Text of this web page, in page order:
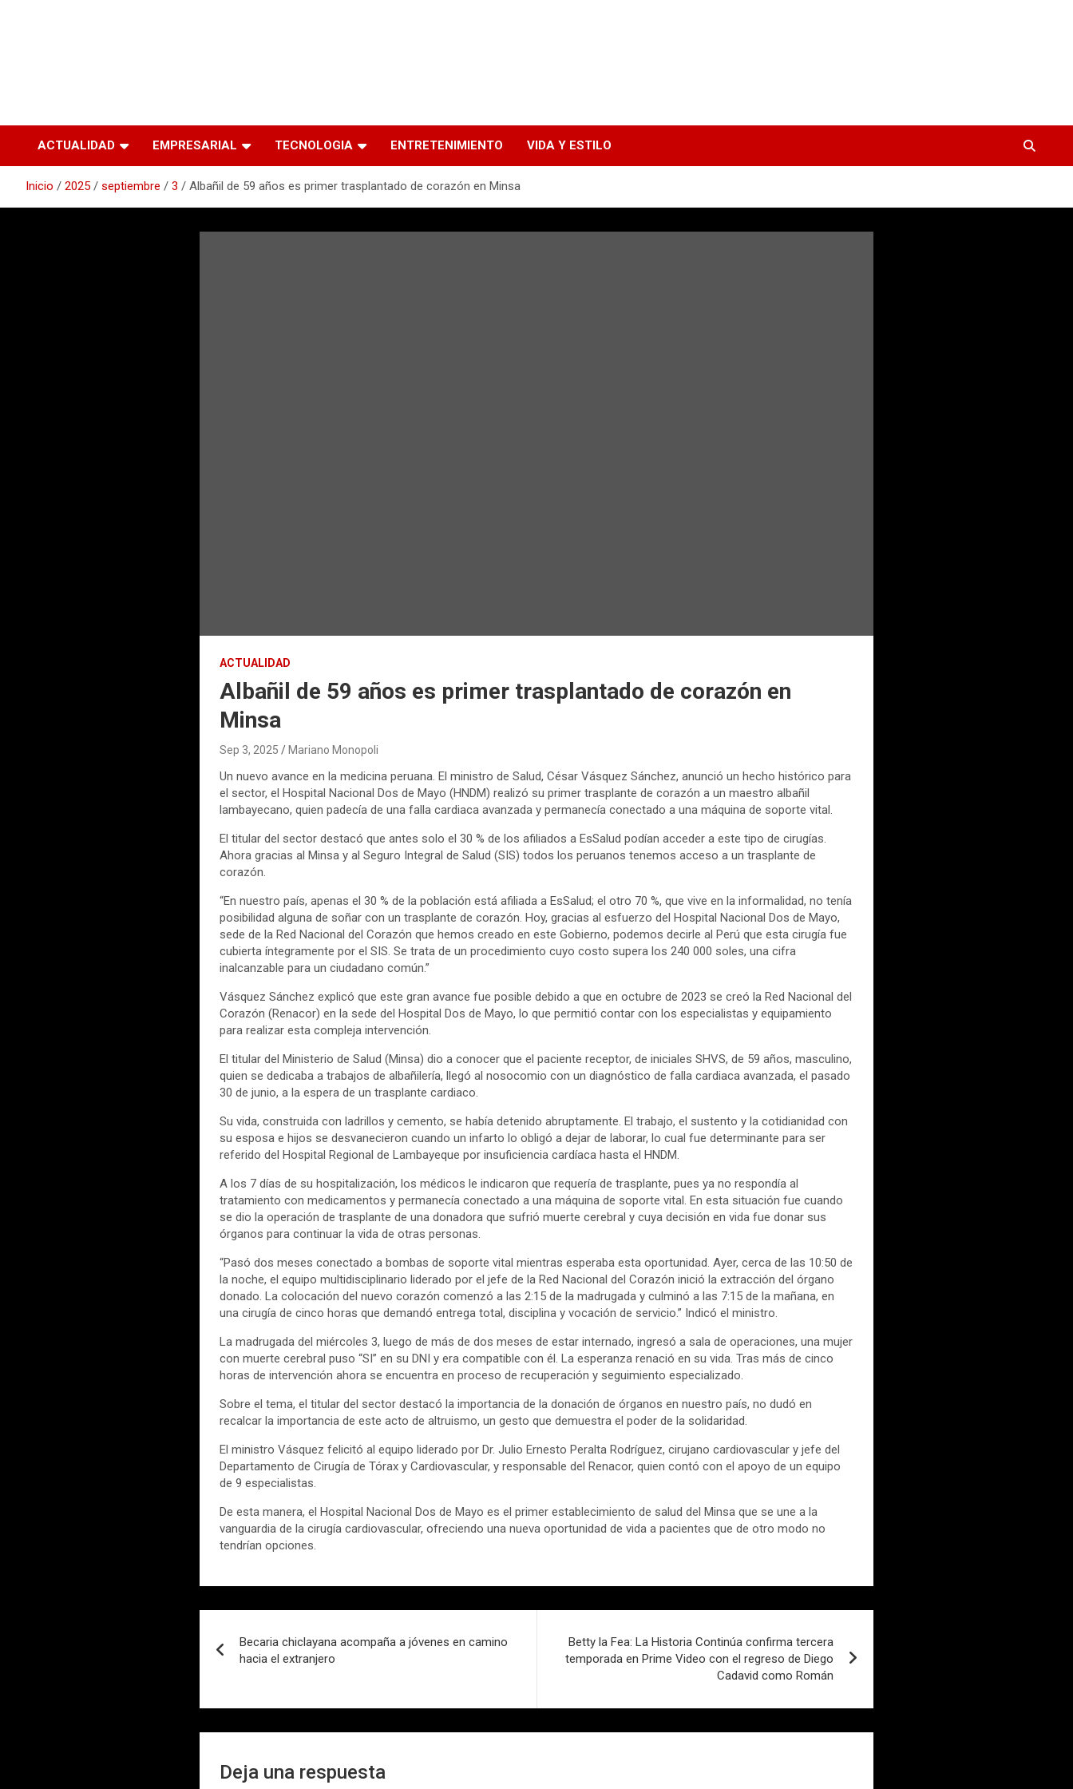
ACTUALIDAD EMPRESARIAL TECNOLOGIA ENTRETENIMIENTO VIDA Y ESTILO
Inicio 2025 septiembre 3 Albañil de 59 años es primer trasplantado de corazón en Minsa
ACTUALIDAD
Albañil de 59 años es primer trasplantado de corazón en
Minsa
Sep 3, 2025 Mariano Monopoli
Un nuevo avance en la medicina peruana. El ministro de Salud, César Vásquez Sánchez, anunció un hecho histórico para
el sector, el Hospital Nacional Dos de Mayo (HNDM) realizó su primer trasplante de corazón a un maestro albañil
lambayecano, quien padecía de una falla cardiaca avanzada y permanecía conectado a una máquina de soporte vital.
El titular del sector destacó que antes solo el 30 % de los afiliados a EsSalud podían acceder a este tipo de cirugías.
Ahora gracias al Minsa y al Seguro Integral de Salud (SIS) todos los peruanos tenemos acceso a un trasplante de
corazón.
“En nuestro país, apenas el 30 % de la población está afiliada a EsSalud; el otro 70 %, que vive en la informalidad, no tenía
posibilidad alguna de soñar con un trasplante de corazón. Hoy, gracias al esfuerzo del Hospital Nacional Dos de Mayo,
sede de la Red Nacional del Corazón que hemos creado en este Gobierno, podemos decirle al Perú que esta cirugía fue
cubierta íntegramente por el SIS. Se trata de un procedimiento cuyo costo supera los 240 000 soles, una cifra
inalcanzable para un ciudadano común.”
Vásquez Sánchez explicó que este gran avance fue posible debido a que en octubre de 2023 se creó la Red Nacional del
Corazón (Renacor) en la sede del Hospital Dos de Mayo, lo que permitió contar con los especialistas y equipamiento
para realizar esta compleja intervención.
El titular del Ministerio de Salud (Minsa) dio a conocer que el paciente receptor, de iniciales SHVS, de 59 años, masculino,
quien se dedicaba a trabajos de albañilería, llegó al nosocomio con un diagnóstico de falla cardiaca avanzada, el pasado
30 de junio, a la espera de un trasplante cardiaco.
Su vida, construida con ladrillos y cemento, se había detenido abruptamente. El trabajo, el sustento y la cotidianidad con
su esposa e hijos se desvanecieron cuando un infarto lo obligó a dejar de laborar, lo cual fue determinante para ser
referido del Hospital Regional de Lambayeque por insuficiencia cardíaca hasta el HNDM.
A los 7 días de su hospitalización, los médicos le indicaron que requería de trasplante, pues ya no respondía al
tratamiento con medicamentos y permanecía conectado a una máquina de soporte vital. En esta situación fue cuando
se dio la operación de trasplante de una donadora que sufrió muerte cerebral y cuya decisión en vida fue donar sus
órganos para continuar la vida de otras personas.
“Pasó dos meses conectado a bombas de soporte vital mientras esperaba esta oportunidad. Ayer, cerca de las 10:50 de
la noche, el equipo multidisciplinario liderado por el jefe de la Red Nacional del Corazón inició la extracción del órgano
donado. La colocación del nuevo corazón comenzó a las 2:15 de la madrugada y culminó a las 7:15 de la mañana, en
una cirugía de cinco horas que demandó entrega total, disciplina y vocación de servicio.” Indicó el ministro.
La madrugada del miércoles 3, luego de más de dos meses de estar internado, ingresó a sala de operaciones, una mujer
con muerte cerebral puso “SI” en su DNI y era compatible con él. La esperanza renació en su vida. Tras más de cinco
horas de intervención ahora se encuentra en proceso de recuperación y seguimiento especializado.
Sobre el tema, el titular del sector destacó la importancia de la donación de órganos en nuestro país, no dudó en
recalcar la importancia de este acto de altruismo, un gesto que demuestra el poder de la solidaridad.
El ministro Vásquez felicitó al equipo liderado por Dr. Julio Ernesto Peralta Rodríguez, cirujano cardiovascular y jefe del
Departamento de Cirugía de Tórax y Cardiovascular, y responsable del Renacor, quien contó con el apoyo de un equipo
de 9 especialistas.
De esta manera, el Hospital Nacional Dos de Mayo es el primer establecimiento de salud del Minsa que se une a la
vanguardia de la cirugía cardiovascular, ofreciendo una nueva oportunidad de vida a pacientes que de otro modo no
tendrían opciones.
de
Becaria chiclayana acompaña a jóvenes en camino
hacia el extranjero
Betty la Fea: La Historia Continúa confirma tercera
temporada en Prime Video con el regreso de Diego
Cadavid como Román
Deja una respuesta